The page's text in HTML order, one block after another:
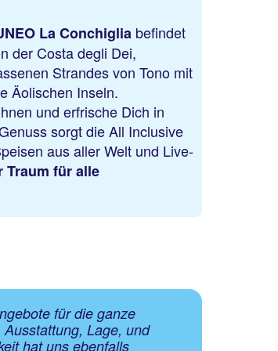
Zu den Angeboten
La Conchiglia befindet
der Costa degli Dei,
Strandes von Tono mit
Äolischen Inseln.
und erfrische Dich in
sorgt die All Inclusive
aus aller Welt und Live-
Traum für alle
für die ganze
Ausstattung, Lage, und
hat uns ebenfalls